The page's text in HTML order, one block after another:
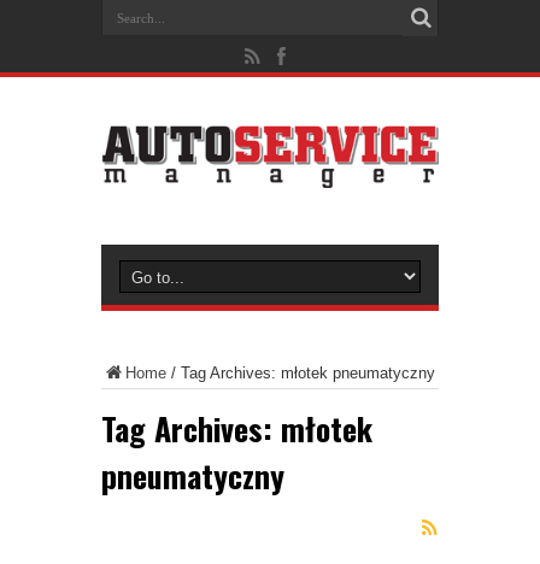
Home / Tag Archives: młotek pneumatyczny
Tag Archives: młotek
pneumatyczny